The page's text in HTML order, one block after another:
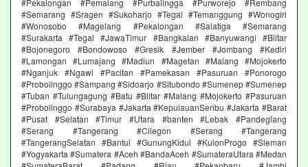
#Pekalongan #Pemalang #Purbalingga #Purworejo #Rembang
#Semarang #Sragen #Sukoharjo #Tegal #Temanggung #Wonogiri
#Wonosobo #Magelang #Pekalongan #Salatiga #Semarang
#Surakarta #Tegal #JawaTimur #Bangkalan #Banyuwangi #Blitar
#Bojonegoro #Bondowoso #Gresik #Jember #Jombang #Kediri
#Lamongan #Lumajang #Madiun #Magetan #Malang #Mojokerto
#Nganjuk #Ngawi #Pacitan #Pamekasan #Pasuruan #Ponorogo
#Probolinggo #Sampang #Sidoarjo #Situbondo #Sumenep #Sumenep
#Tuban #Tulungagung #Batu #Blitar #Malang #Mojokerto #Pasuruan
#Probolinggo #Surabaya #Jakarta #KepulauanSeribu #Jakarta #Barat
#Pusat #Selatan #Timur #Utara #banten #Lebak #Pandeglang
#Serang #Tangerang #Cilegon #Serang #Tangerang
#TangerangSelatan #Bantul #GunungKidul #KulonProgo #Sleman
#Yogyakarta #Sumatera #Aceh #BandaAceh #SumateraUtara #Medan